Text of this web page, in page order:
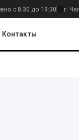
с 8:30 до 19:30 г.
Контакты